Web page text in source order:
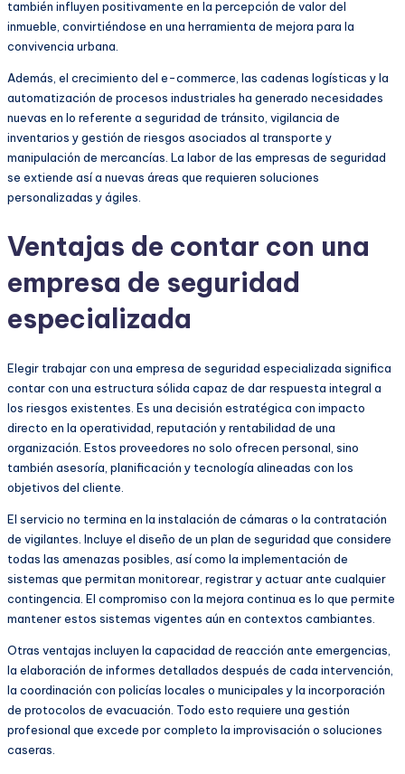
también influyen positivamente en la percepción de valor del
inmueble, convirtiéndose en una herramienta de mejora para la
convivencia urbana.
Además, el crecimiento del e-commerce, las cadenas logísticas y la
automatización de procesos industriales ha generado necesidades
nuevas en lo referente a seguridad de tránsito, vigilancia de
inventarios y gestión de riesgos asociados al transporte y
manipulación de mercancías. La labor de las empresas de seguridad
se extiende así a nuevas áreas que requieren soluciones
personalizadas y ágiles.
Ventajas de contar con una
empresa de seguridad
especializada
Elegir trabajar con una empresa de seguridad especializada significa
contar con una estructura sólida capaz de dar respuesta integral a
los riesgos existentes. Es una decisión estratégica con impacto
directo en la operatividad, reputación y rentabilidad de una
organización. Estos proveedores no solo ofrecen personal, sino
también asesoría, planificación y tecnología alineadas con los
objetivos del cliente.
El servicio no termina en la instalación de cámaras o la contratación
de vigilantes. Incluye el diseño de un plan de seguridad que considere
todas las amenazas posibles, así como la implementación de
sistemas que permitan monitorear, registrar y actuar ante cualquier
contingencia. El compromiso con la mejora continua es lo que permite
mantener estos sistemas vigentes aún en contextos cambiantes.
Otras ventajas incluyen la capacidad de reacción ante emergencias,
la elaboración de informes detallados después de cada intervención,
la coordinación con policías locales o municipales y la incorporación
de protocolos de evacuación. Todo esto requiere una gestión
profesional que excede por completo la improvisación o soluciones
caseras.